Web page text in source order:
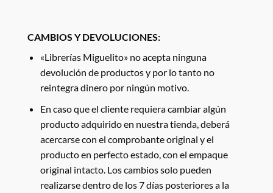
CAMBIOS Y DEVOLUCIONES:
«Librerías Miguelito» no acepta ninguna
devolución de productos y por lo tanto no
reintegra dinero por ningún motivo.
En caso que el cliente requiera cambiar algún
producto adquirido en nuestra tienda, deberá
acercarse con el comprobante original y el
producto en perfecto estado, con el empaque
original intacto. Los cambios solo pueden
realizarse dentro de los 7 días posteriores a la